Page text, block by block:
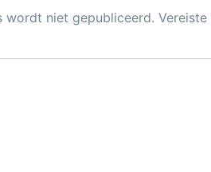
k
wordt niet gepubliceerd.